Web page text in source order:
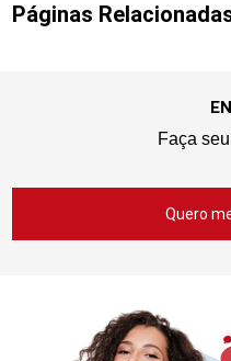
Páginas
Faça
Quero